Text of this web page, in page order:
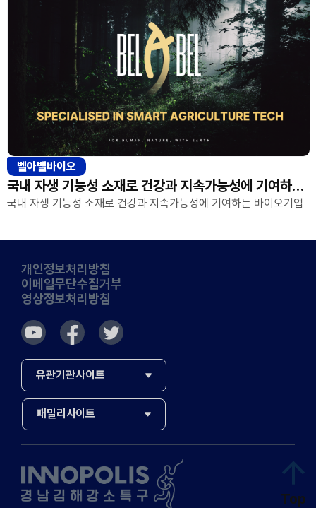
Top
벨아벨바이오
국내 자생 기능성 소재로 건강과 지속가능성에 기여하는 바이오기업
국내 자생 기능성 소재로 건강과 지속가능성에 기여하는 바이오기업
개인정보처리방침
이메일무단수집거부
영상정보처리방침
유관기관사이트